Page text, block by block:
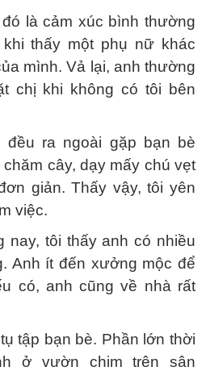
là cảm xúc bình thường
thấy một phụ nữ khác
mình. Vả lại, anh thường
chị khi không có tôi bên
đều ra ngoài gặp bạn bè
cây, dạy mấy chú vẹt
giản. Thấy vậy, tôi yên
việc.
nay, tôi thấy anh có nhiều
Anh ít đến xưởng mộc để
có, anh cũng về nhà rất
tập bạn bè. Phần lớn thời
ở vườn chim trên sân